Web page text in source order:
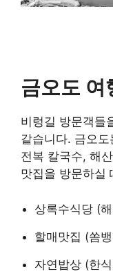
금오도 여
비렁길 방문객들
같습니다. 금오
전복 칼국수, 해
맛집을 방문하실
상록수식당 (
할매맛집 (쏨
자연밥상 (한